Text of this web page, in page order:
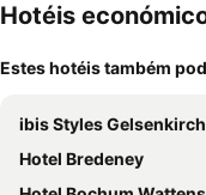
Hotéis
Estes hotéis também
ibis Styles
Hotel Bredeney